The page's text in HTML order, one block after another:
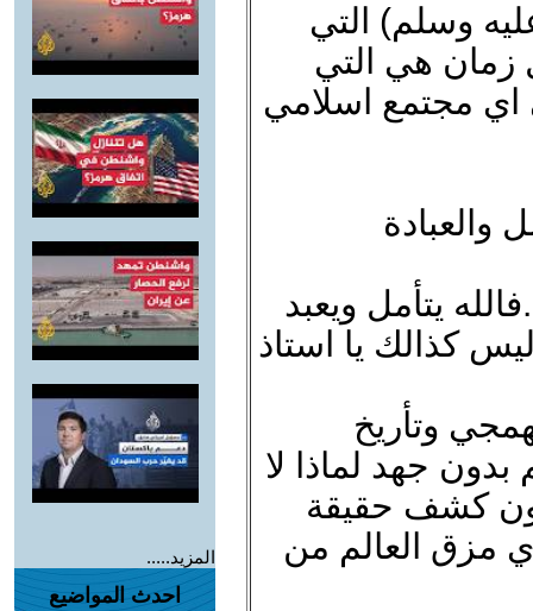
وسلم) التي
زمان هي التي
مجتمع اسلامي
والعبادة
يتأمل ويعبد
كذالك يا استاذ
وتأريخ
جهد لماذا لا
كشف حقيقة
مزق العالم من
المزيد.....
احدث المواضيع